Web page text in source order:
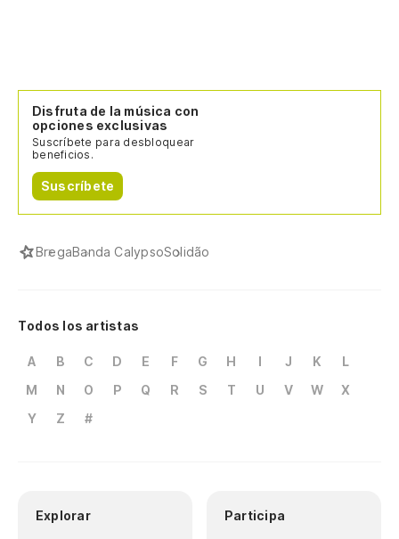
Disfruta de la música con
opciones exclusivas
Suscríbete para desbloquear
beneficios.
Suscríbete
BregaBanda CalypsoSolidão
Todos los artistas
A B C D E F G H I J K
L
M
N O P Q R S T U V W
X
Y
Z #
Explorar Participa